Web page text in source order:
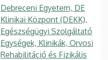
Debreceni Egyetem, DE
Klinikai Központ (DEKK),
Egészségügyi Szolgáltató
Egységek, Klinikák, Orvosi
Rehabilitáció és Fizikális